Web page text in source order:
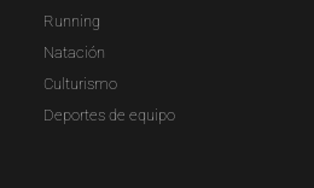
Running
Natación
Culturismo
Deportes de equipo